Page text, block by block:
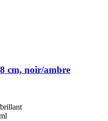
cm, noir/ambre